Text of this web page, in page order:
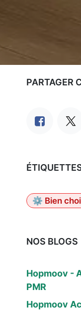
PARTAGER
⚙️ Bien
NOS BLOGS
Hopmoov -
PMR
Hopmoov